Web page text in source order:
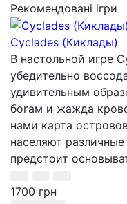
Рекомендовані ігри
Cyclades (Киклады)
В настольной игре
убедительно
удивительным
богам и жажда
нами карта
населяют
предстоит
1700 грн